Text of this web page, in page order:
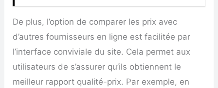
De plus, l’option de comparer les prix avec
d’autres fournisseurs en ligne est facilitée par
l’interface conviviale du site. Cela permet aux
utilisateurs de s’assurer qu’ils obtiennent le
meilleur rapport qualité-prix. Par exemple, en